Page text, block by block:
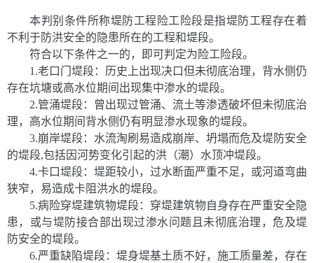
本判别条件所称堤防工程险工险段是指堤防工程存在着
不利于防洪安全的隐患所在的工程和堤段。
符合以下条件之一的，即可判定为险工险段。
1.老口门堤段：历史上出现决口但未彻底治理，背水侧仍
存在坑塘或高水位期间出现集中渗水的堤段。
2.管涌堤段：曾出现过管涌、流土等渗透破坏但未彻底治
理，高水位期间背水侧仍有明显渗水现象的堤段。
3.崩岸堤段：水流淘刷易造成崩岸、坍塌而危及堤防安全
的堤段,包括因河势变化引起的洪（潮）水顶冲堤段。
4.卡口堤段：堤距较小，过水断面严重不足，或河道弯曲
狭窄，易造成卡阻洪水的堤段。
5.病险穿堤建筑物堤段：穿堤建筑物自身存在严重安全隐
患，或与堤防接合部出现过渗水问题且未彻底治理，危及堤
防安全的堤段。
6.严重缺陷堤段：堤身堤基土质不好，施工质量差，存在